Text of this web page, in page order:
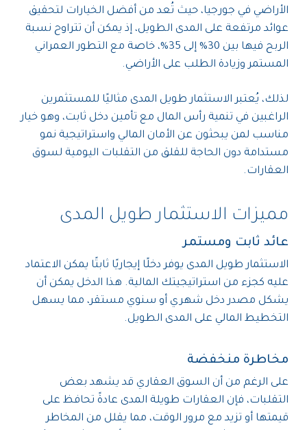
الأراضي في جورجيا، حيث تُعد من أفضل الخيارات لتحقيق
عوائد مرتفعة على المدى الطويل، إذ يمكن أن تتراوح نسبة
الربح فيها بين 30% إلى 35%، خاصة مع التطور العمراني
المستمر وزيادة الطلب على الأراضي.
لذلك، يُعتبر الاستثمار طويل المدى مثاليًا للمستثمرين
الراغبين في تنمية رأس المال مع تأمين دخل ثابت، وهو خيار
مناسب لمن يبحثون عن الأمان المالي واستراتيجية نمو
مستدامة دون الحاجة للقلق من التقلبات اليومية لسوق
العقارات.
مميزات الاستثمار طويل المدى
عائد ثابت ومستمر
الاستثمار طويل المدى يوفر دخلًا إيجاريًا ثابتًا يمكن الاعتماد
عليه كجزء من استراتيجيتك المالية. هذا الدخل يمكن أن
يشكل مصدر دخل شهري أو سنوي مستقر، مما يسهل
التخطيط المالي على المدى الطويل.
مخاطرة منخفضة
على الرغم من أن السوق العقاري قد يشهد بعض
التقلبات، فإن العقارات طويلة المدى عادةً تحافظ على
قيمتها أو تزيد مع مرور الوقت، مما يقلل من المخاطر